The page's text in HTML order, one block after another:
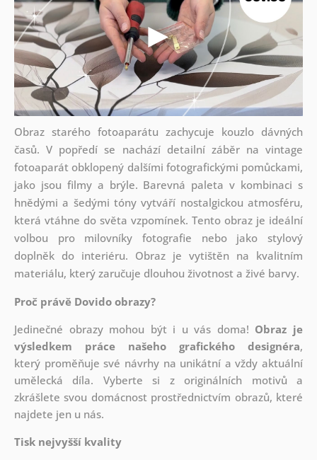
Obraz starého fotoaparátu zachycuje kouzlo dávných
časů. V popředí se nachází detailní záběr na vintage
fotoaparát obklopený dalšími fotografickými pomůckami,
jako jsou filmy a brýle. Barevná paleta v kombinaci s
hnědými a šedými tóny vytváří nostalgickou atmosféru,
která vtáhne do světa vzpomínek. Tento obraz je ideální
volbou pro milovníky fotografie nebo jako stylový
doplněk do interiéru. Obraz je vytištěn na kvalitním
materiálu, který zaručuje dlouhou životnost a živé barvy.
Proč právě Dovido obrazy?
Jedinečné obrazy mohou být i u vás doma! Obraz je
výsledkem práce našeho grafického designéra,
který proměňuje své návrhy na unikátní a vždy aktuální
umělecká díla. Vyberte si z originálních motivů a
zkrášlete svou domácnost prostřednictvím obrazů, které
najdete jen u nás.
Tisk nejvyšší kvality